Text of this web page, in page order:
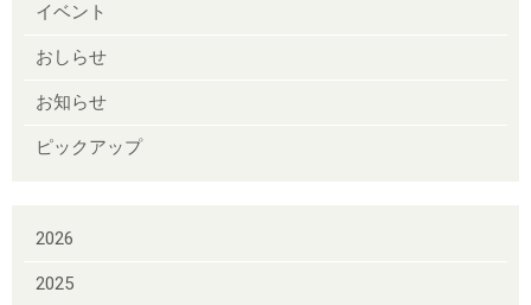
イベント
おしらせ
お知らせ
ピックアップ
2026
2025